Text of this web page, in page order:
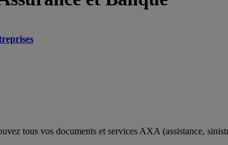
tous vos documents et services AXA (assistance,